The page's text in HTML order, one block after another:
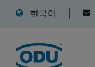
한국어